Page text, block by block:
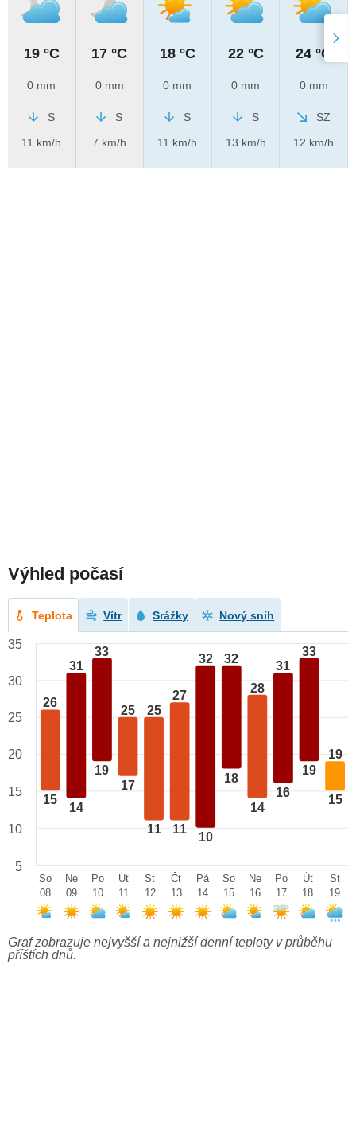
19 °C
0 mm
S
11 km/h
17 °C
0 mm
S
7 km/h
18 °C
0 mm
S
11 km/h
22 °C
0 mm
S
13 km/h
24 °C
0 mm
SZ
12 km/h
Výhled počasí
Teplota Vítr Srážky Nový sníh
26
15
31
14
33
19
25
17
25
11
27
11
32
10
32
18
28
14
31
16
33
19
19
15
35
30
25
20
15
10
5
So
08
Ne
09
Po
10
Út
11
St
12
Čt
13
Pá
14
So
15
Ne
16
Po
17
Út
18
St
19
Graf zobrazuje nejvyšší a nejnižší denní teploty v průběhu
příštích dnů.